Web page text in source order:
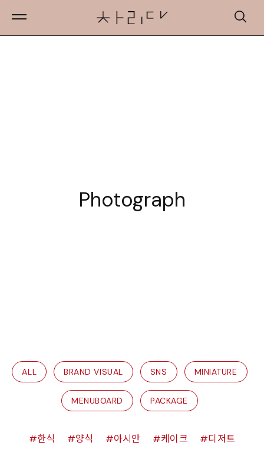
ALL BRAND VISUAL SNS MINIATURE
MENUBOARD PACKAGE
한식 양식 아시안 케이크 디저트